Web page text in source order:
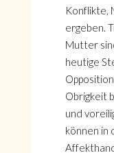
Konflikte,
ergeben.
Mutter
heutige
Obrigkeit
und
können in